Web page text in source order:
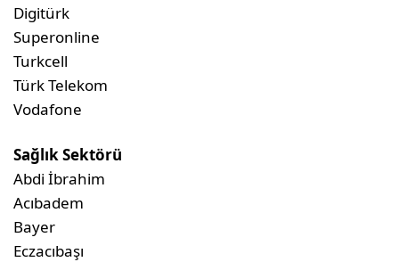
Digitürk
Superonline
Turkcell
Türk Telekom
Vodafone
Sağlık Sektörü
Abdi İbrahim
Acıbadem
Bayer
Eczacıbaşı